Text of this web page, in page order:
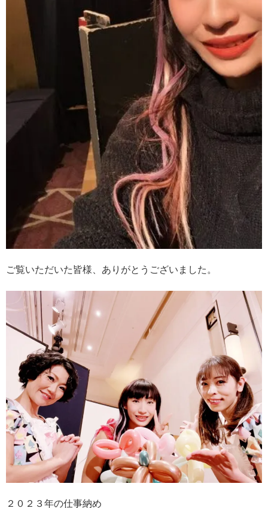
ご覧いただいた皆様、ありがとうございました。
２０２３年の仕事納め